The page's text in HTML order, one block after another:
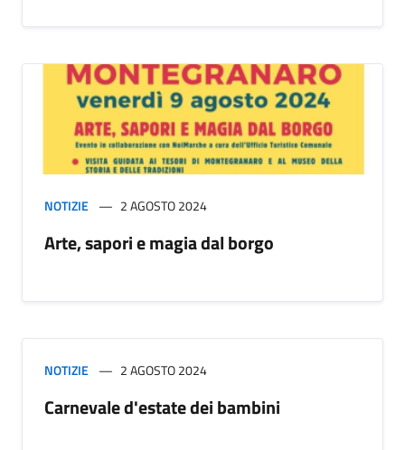
NOTIZIE 2 AGOSTO 2024
Arte, sapori e magia dal borgo
NOTIZIE 2 AGOSTO 2024
Carnevale d'estate dei bambini